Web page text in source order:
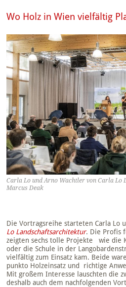
Wo Holz in Wien vielfältig
Carla Lo und Arno Wachtler von Carla
Marcus Deak
Die Vortragsreihe starteten Carla Lo
Lo Landschaftsarchitektur. Die Profis
zeigten sechs tolle Projekte wie die
oder die Schule in der
vielfältig zum Einsatz kam. Beide
punkto Holzeinsatz und richtige
Mit großem Interesse lauschten die
deshalb auch dem nachfolgenden